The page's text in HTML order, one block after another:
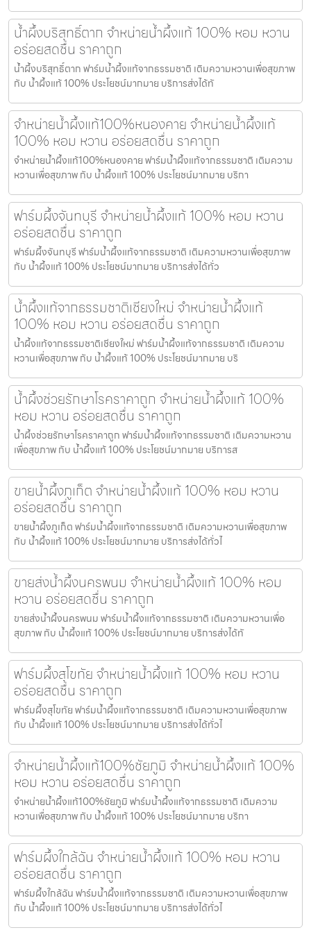
น้ำผึ้งบริสุทธิ์ตาก จำหน่ายน้ำผึ้งแท้ 100% หอม หวาน
อร่อยสดชื่น ราคาถูก
น้ำผึ้งบริสุทธิ์ตาก ฟาร์มน้ำผึ้งแท้จากธรรมชาติ เติมความหวานเพื่อสุขภาพ
กับ น้ำผึ้งแท้ 100% ประโยชน์มากมาย บริการส่งได้ทั
จำหน่ายน้ำผึ้งแท้100%หนองคาย จำหน่ายน้ำผึ้งแท้
100% หอม หวาน อร่อยสดชื่น ราคาถูก
จำหน่ายน้ำผึ้งแท้100%หนองคาย ฟาร์มน้ำผึ้งแท้จากธรรมชาติ เติมความ
หวานเพื่อสุขภาพ กับ น้ำผึ้งแท้ 100% ประโยชน์มากมาย บริกา
ฟาร์มผึ้งจันทบุรี จำหน่ายน้ำผึ้งแท้ 100% หอม หวาน
อร่อยสดชื่น ราคาถูก
ฟาร์มผึ้งจันทบุรี ฟาร์มน้ำผึ้งแท้จากธรรมชาติ เติมความหวานเพื่อสุขภาพ
กับ น้ำผึ้งแท้ 100% ประโยชน์มากมาย บริการส่งได้ทั่ว
น้ำผึ้งแท้จากธรรมชาติเชียงใหม่ จำหน่ายน้ำผึ้งแท้
100% หอม หวาน อร่อยสดชื่น ราคาถูก
น้ำผึ้งแท้จากธรรมชาติเชียงใหม่ ฟาร์มน้ำผึ้งแท้จากธรรมชาติ เติมความ
หวานเพื่อสุขภาพ กับ น้ำผึ้งแท้ 100% ประโยชน์มากมาย บริ
น้ำผึ้งช่วยรักษาโรคราคาถูก จำหน่ายน้ำผึ้งแท้ 100%
หอม หวาน อร่อยสดชื่น ราคาถูก
น้ำผึ้งช่วยรักษาโรคราคาถูก ฟาร์มน้ำผึ้งแท้จากธรรมชาติ เติมความหวาน
เพื่อสุขภาพ กับ น้ำผึ้งแท้ 100% ประโยชน์มากมาย บริการส
ขายน้ำผึ้งภูเก็ต จำหน่ายน้ำผึ้งแท้ 100% หอม หวาน
อร่อยสดชื่น ราคาถูก
ขายน้ำผึ้งภูเก็ต ฟาร์มน้ำผึ้งแท้จากธรรมชาติ เติมความหวานเพื่อสุขภาพ
กับ น้ำผึ้งแท้ 100% ประโยชน์มากมาย บริการส่งได้ทั่วไ
ขายส่งน้ำผึ้งนครพนม จำหน่ายน้ำผึ้งแท้ 100% หอม
หวาน อร่อยสดชื่น ราคาถูก
ขายส่งน้ำผึ้งนครพนม ฟาร์มน้ำผึ้งแท้จากธรรมชาติ เติมความหวานเพื่อ
สุขภาพ กับ น้ำผึ้งแท้ 100% ประโยชน์มากมาย บริการส่งได้ทั
ฟาร์มผึ้งสุโขทัย จำหน่ายน้ำผึ้งแท้ 100% หอม หวาน
อร่อยสดชื่น ราคาถูก
ฟาร์มผึ้งสุโขทัย ฟาร์มน้ำผึ้งแท้จากธรรมชาติ เติมความหวานเพื่อสุขภาพ
กับ น้ำผึ้งแท้ 100% ประโยชน์มากมาย บริการส่งได้ทั่วไ
จำหน่ายน้ำผึ้งแท้100%ชัยภูมิ จำหน่ายน้ำผึ้งแท้ 100%
หอม หวาน อร่อยสดชื่น ราคาถูก
จำหน่ายน้ำผึ้งแท้100%ชัยภูมิ ฟาร์มน้ำผึ้งแท้จากธรรมชาติ เติมความ
หวานเพื่อสุขภาพ กับ น้ำผึ้งแท้ 100% ประโยชน์มากมาย บริกา
ฟาร์มผึ้งใกล้ฉัน จำหน่ายน้ำผึ้งแท้ 100% หอม หวาน
อร่อยสดชื่น ราคาถูก
ฟาร์มผึ้งใกล้ฉัน ฟาร์มน้ำผึ้งแท้จากธรรมชาติ เติมความหวานเพื่อสุขภาพ
กับ น้ำผึ้งแท้ 100% ประโยชน์มากมาย บริการส่งได้ทั่วไ